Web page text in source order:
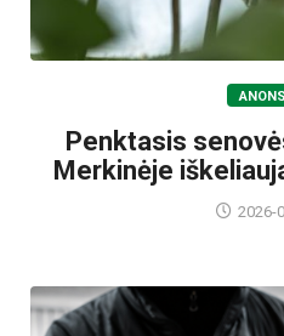
Penktasis
Merkinėje
2026-